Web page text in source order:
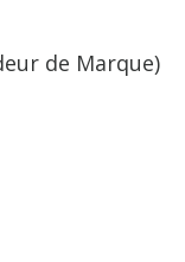
de Marque)